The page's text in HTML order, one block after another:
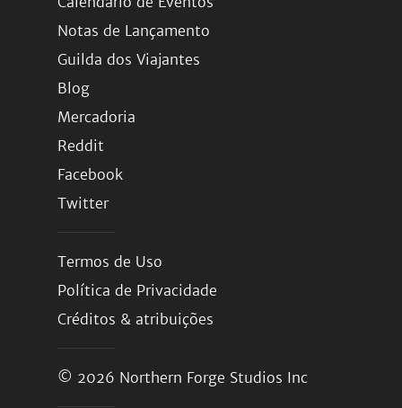
Notas de Lançamento
Guilda dos Viajantes
Blog
Mercadoria
Reddit
Facebook
Twitter
Termos de Uso
Política de Privacidade
Créditos & atribuições
© 2026 Northern Forge Studios Inc